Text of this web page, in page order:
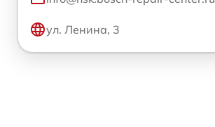
ул. Ленина, 3